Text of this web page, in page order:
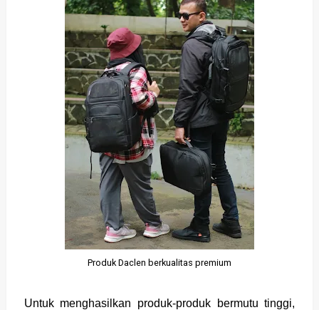
Produk Daclen berkualitas premium
Untuk menghasilkan produk-produk bermutu tinggi,